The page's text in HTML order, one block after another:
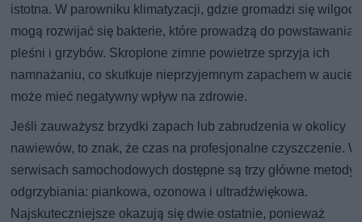
istotna. W parowniku klimatyzacji, gdzie gromadzi się wilgoć,
mogą rozwijać się bakterie, które prowadzą do powstawania
pleśni i grzybów. Skroplone zimne powietrze sprzyja ich
namnażaniu, co skutkuje nieprzyjemnym zapachem w aucie i
może mieć negatywny wpływ na zdrowie.
Jeśli zauważysz brzydki zapach lub zabrudzenia w okolicy
nawiewów, to znak, że czas na profesjonalne czyszczenie. W
serwisach samochodowych dostępne są trzy główne metody
odgrzybiania: piankowa, ozonowa i ultradźwiękowa.
Najskuteczniejsze okazują się dwie ostatnie, ponieważ